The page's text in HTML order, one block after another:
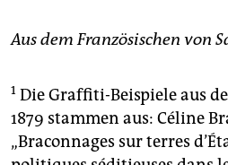
Aus dem Französischen von
1 Die Graffiti-Beispiele aus
1879 stammen aus: Céline
„Braconnages sur terres